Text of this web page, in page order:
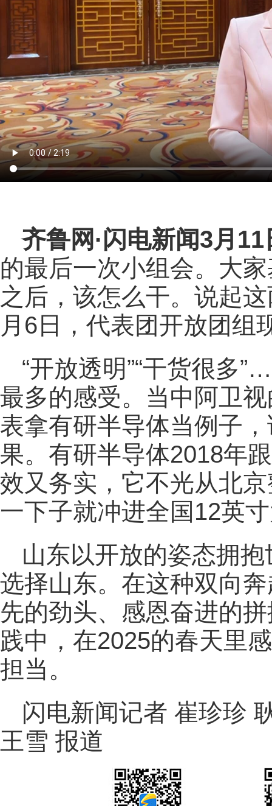
齐鲁网 ·闪电新闻3月11
的最后一次小组会。大
之后，该怎么干。说起
月6日，代表团开放团组
“开放透明”“干货很多
最多的感受。当中阿卫
表拿有研半导体当例子
果。有研半导体2018年
效又务实，它不光从北
一下子就冲进全国12英
山东以开放的姿态拥
选择山东。在这种双向
先的劲头、感恩奋进的
践中，在2025的春天里
担当。
闪电新闻记者 崔珍珍
王雪 报道